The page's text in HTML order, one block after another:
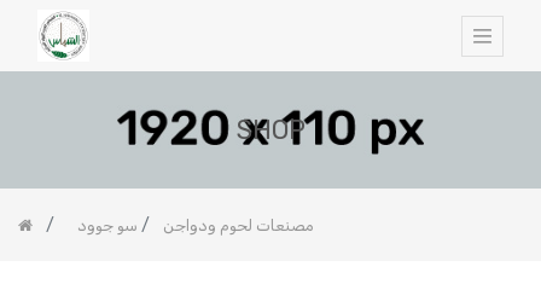
SHOP
مصنعات لحوم ودواجن سو جوود